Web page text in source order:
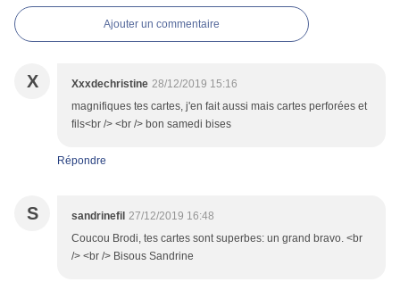
Ajouter un commentaire
X Xxxdechristine 28/12/2019 15:16
magnifiques tes cartes, j'en fait aussi mais cartes perforées et
fils<br /> <br /> bon samedi bises
Répondre
S sandrinefil 27/12/2019 16:48
Coucou Brodi, tes cartes sont superbes: un grand bravo. <br
/> <br /> Bisous Sandrine